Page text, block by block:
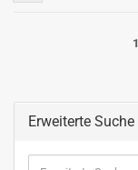
1
Erweiterte Suche